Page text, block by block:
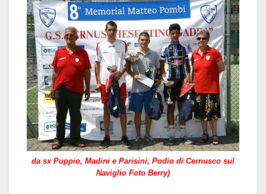
da sx Puppio, Madini e Parisini, Podio di Cernusco sul
Naviglio Foto Berry)